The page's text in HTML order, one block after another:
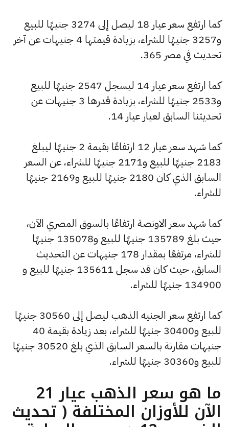
كما ارتفع سعر عيار 18 ليصل إلى 3274 جنيهًا للبيع
و3257 جنيهًا للشراء، بزيادة قيمتها 4 جنيهات عن آخر
تحديث في مصر 365.
كما ارتفع سعر عيار 14 ليسجل 2547 جنيهًا للبيع
و2533 جنيهًا للشراء، بزيادة قدرها 3 جنيهات عن
تحديثنا السابق لعيار عيار 14.
كما شهد سعر عيار 12 ارتفاعًا بقيمة 2 جنيهًا ليبلغ
2183 جنيهًا للبيع و2171 جنيهًا للشراء، عن السعر
السابق الذي كان 2180 جنيهًا للبيع و2169 جنيهًا
للشراء.
كما شهد سعر الاونصة ارتفاعًا بالسوق المصري الآن،
حيث بلغ 135789 جنيهًا للبيع و135078 جنيهًا
للشراء، مرتفعًا بمقدار 178 جنيهات عن التحديث
السابق، حيث كان قد سجل 135611 جنيهًا للبيع و
134900 جنيهًا للشراء.
كما ارتفع سعر الجنيه الذهب ليصل إلى 30560 جنيهًا
للبيع و30400 جنيهًا للشراء، بعد زيادة بقيمة 40
جنيهات مقارنة بالسعر السابق الذي بلغ 30520 جنيهًا
للبيع و30360 جنيهًا للشراء.
ما هو سعر الذهب عيار 21
الآن للأوزان المختلفة ( تحديث